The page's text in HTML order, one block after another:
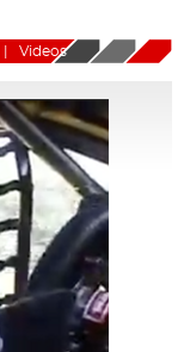
Videos